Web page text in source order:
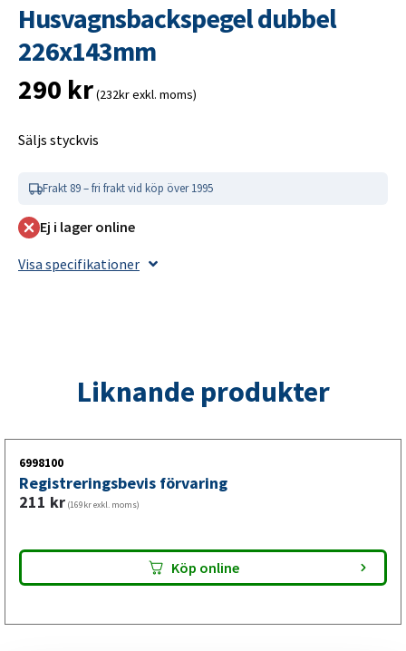
Husvagnsbackspegel dubbel
226x143mm
290 kr(232kr exkl. moms)
Säljs styckvis
Frakt 89 – fri frakt vid köp över 1995
Ej i lager online
Visa specifikationer
Liknande produkter
6998100
Registreringsbevis förvaring
211 kr (169kr exkl. moms)
Köp online